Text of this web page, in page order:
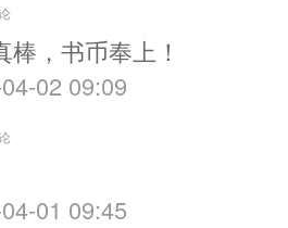
棒，书币奉上！
02 09:09
01 09:45